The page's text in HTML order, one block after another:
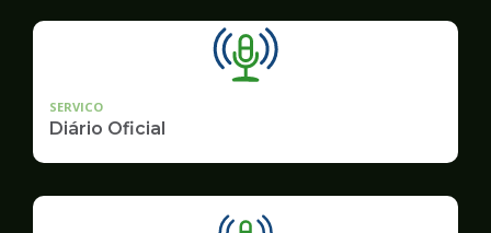
SERVICO
Diário Oficial